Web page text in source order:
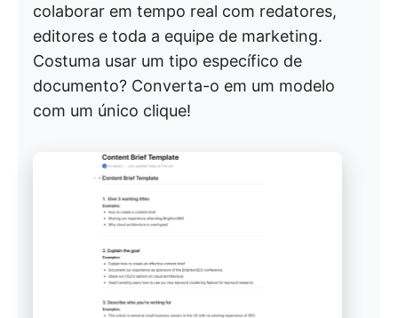
colaborar em tempo real com redatores,
editores e toda a equipe de marketing.
Costuma usar um tipo específico de
documento? Converta-o em um modelo
com um único clique!